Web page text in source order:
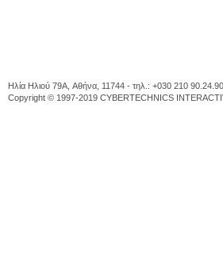
Ηλία Ηλιού 79A, Αθήνα, 11744 - τηλ.: +030 210
Copyright © 1997-2019 CYBERTECHNICS